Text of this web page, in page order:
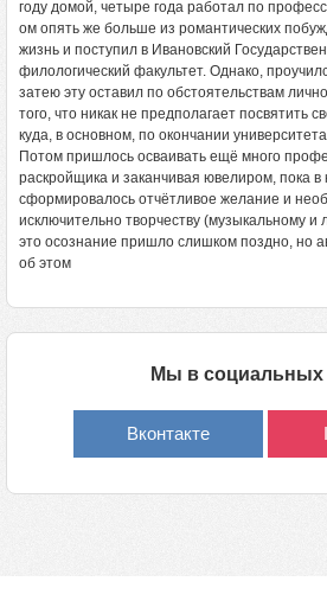
году домой, четыре года работал по
ом опять же больше из романтических
жизнь и поступил в Ивановский
филологический факультет. Однако,
затею эту оставил по обстоятельствам
того, что никак не предполагает посвятить
куда, в основном, по окончании
Потом пришлось осваивать ещё много
раскройщика и заканчивая ювелиром, пока в
сформировалось отчётливое желание и
исключительно творчеству (музыкальному
это осознание пришло слишком поздно, но
об этом
Мы в социальных
Вконтакте